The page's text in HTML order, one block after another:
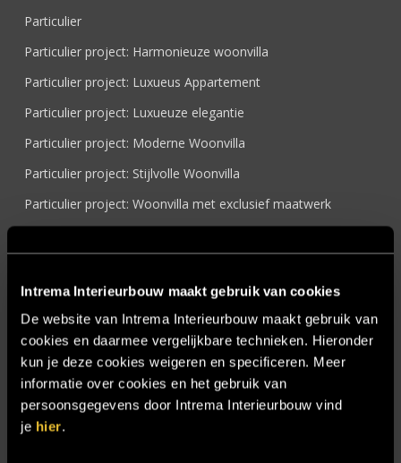
Intrema Interieurbouw maakt gebruik van cookies
De website van Intrema Interieurbouw maakt gebruik van
cookies en daarmee vergelijkbare technieken. Hieronder
kun je deze cookies weigeren en specificeren. Meer
informatie over cookies en het gebruik van
persoonsgegevens door Intrema Interieurbouw vind
je hier.
Particulier
Particulier project: Harmonieuze woonvilla
Particulier project: Luxueus Appartement
Particulier project: Luxueuze elegantie
Particulier project: Moderne Woonvilla
Particulier project: Stijlvolle Woonvilla
Particulier project: Woonvilla met exclusief maatwerk
Samenwerken
Sensire
Showroom
SIDN
Trebbe MiddenWest